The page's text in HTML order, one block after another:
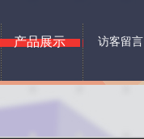
产品展示 访客留言